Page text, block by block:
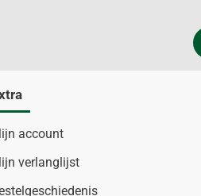
account
verlanglijst